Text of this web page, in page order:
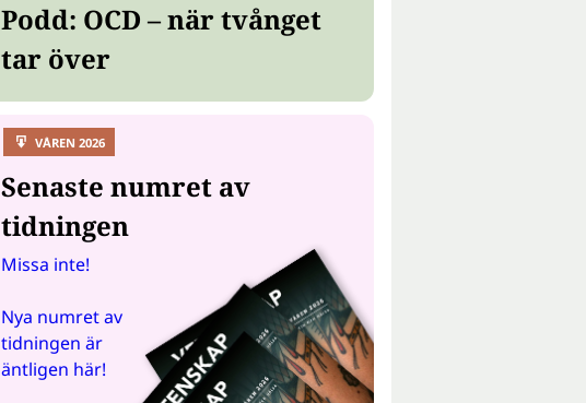
Podd: OCD – när tvånget
tar över
VÅREN 2026
Senaste numret av
tidningen
Missa inte!
Nya numret av
tidningen är
äntligen här!